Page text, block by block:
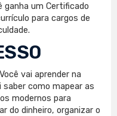
ganha um Certificado
para cargos de
vai aprender na
como mapear as
modernos para
do dinheiro, organizar o